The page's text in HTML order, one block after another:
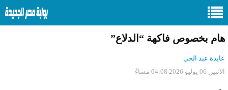
هام بخصوص فاكهة “الدلاع”
عايدة عبد الحي
الاثنين 06 يوليو 2026 04:08 مساءً